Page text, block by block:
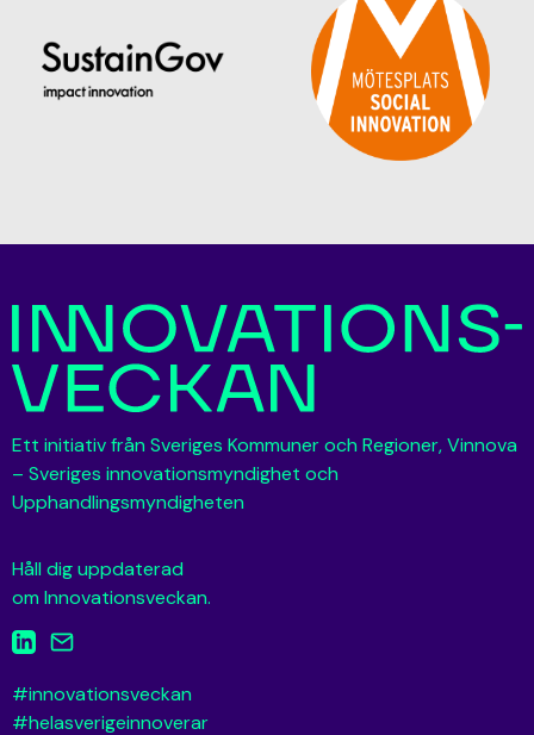
Ett initiativ från Sveriges Kommuner och Regioner, Vinnova
– Sveriges innovationsmyndighet och
Upphandlingsmyndigheten
Håll dig uppdaterad
om Innovationsveckan.
#innovationsveckan
#helasverigeinnoverar